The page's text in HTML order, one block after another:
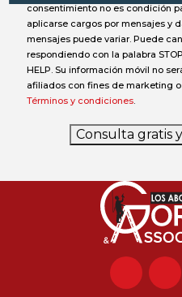
consentimiento no es condición
aplicarse cargos por mensajes y
mensajes puede variar. Puede
respondiendo con la palabra
HELP. Su información móvil no
afiliados con fines de marketing
Términos y condiciones.
Consulta gratis